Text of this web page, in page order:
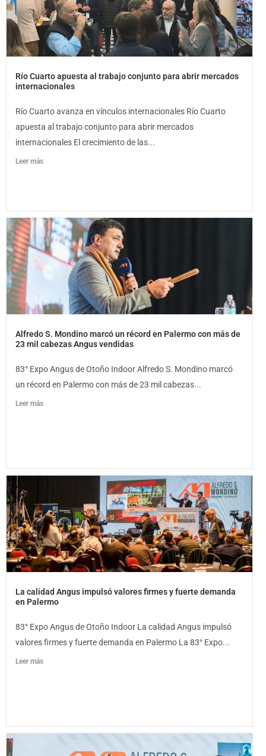
Río Cuarto apuesta al trabajo conjunto para abrir mercados
internacionales
Río Cuarto avanza en vínculos internacionales Río Cuarto
apuesta al trabajo conjunto para abrir mercados
internacionales El crecimiento de las...
Leer más
Alfredo S. Mondino marcó un récord en Palermo con más de
23 mil cabezas Angus vendidas
83° Expo Angus de Otoño Indoor Alfredo S. Mondino marcó
un récord en Palermo con más de 23 mil cabezas...
Leer más
La calidad Angus impulsó valores firmes y fuerte demanda
en Palermo
83° Expo Angus de Otoño Indoor La calidad Angus impulsó
valores firmes y fuerte demanda en Palermo La 83° Expo...
Leer más